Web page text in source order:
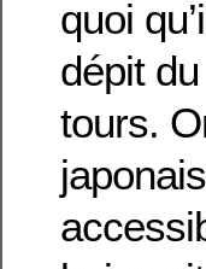
quoi
dépit
tours.